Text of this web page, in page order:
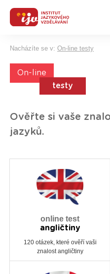
Nacházíte se v: On-line testy
On-line
testy
Ověřte si vaše
jazyků.
online test
angličtiny
120 otázek, které ověří vaši
znalost angličtiny